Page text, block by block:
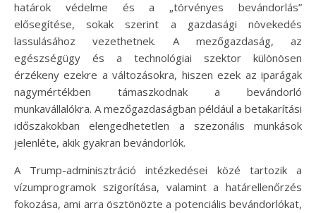
határok védelme és a „törvényes bevándorlás”
elősegítése, sokak szerint a gazdasági növekedés
lassulásához vezethetnek. A mezőgazdaság, az
egészségügy és a technológiai szektor különösen
érzékeny ezekre a változásokra, hiszen ezek az iparágak
nagymértékben támaszkodnak a bevándorló
munkavállalókra. A mezőgazdaságban például a betakarítási
időszakokban elengedhetetlen a szezonális munkások
jelenléte, akik gyakran bevándorlók.
A Trump-adminisztráció intézkedései közé tartozik a
vízumprogramok szigorítása, valamint a határellenőrzés
fokozása, ami arra ösztönözte a potenciális bevándorlókat,